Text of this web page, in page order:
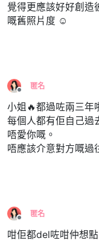
覺得更應該好好創造
嘅舊照片度 ☺️
離線
匿名
小姐🔥都過咗兩三年
每個人都有佢自己過
唔愛你嘅。
唔應該介意對方嘅過
離線
匿名
咁佢都del咗咁仲想